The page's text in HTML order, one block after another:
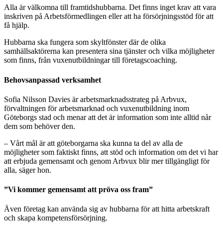
Alla är välkomna till framtidshubbarna. Det finns inget krav att vara
inskriven på Arbetsförmedlingen eller att ha försörjningsstöd för att
få hjälp.
Hubbarna ska fungera som skyltfönster där de olika
samhällsaktörerna kan presentera sina tjänster och vilka möjligheter
som finns, från vuxenutbildningar till företagscoaching.
Behovsanpassad verksamhet
Sofia Nilsson Davies är arbetsmarknadsstrateg på Arbvux,
förvaltningen för arbetsmarknad och vuxenutbildning inom
Göteborgs stad och menar att det är information som inte alltid når
dem som behöver den.
– Vårt mål är att göteborgarna ska kunna ta del av alla de
möjligheter som faktiskt finns, att stöd och information om det vi har
att erbjuda gemensamt och genom Arbvux blir mer tillgängligt för
alla, säger hon.
”Vi kommer gemensamt att pröva oss fram”
Även företag kan använda sig av hubbarna för att hitta arbetskraft
och skapa kompetensförsörjning.